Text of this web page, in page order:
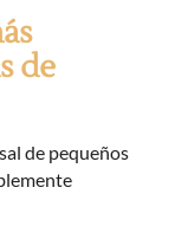
de
de pequeños